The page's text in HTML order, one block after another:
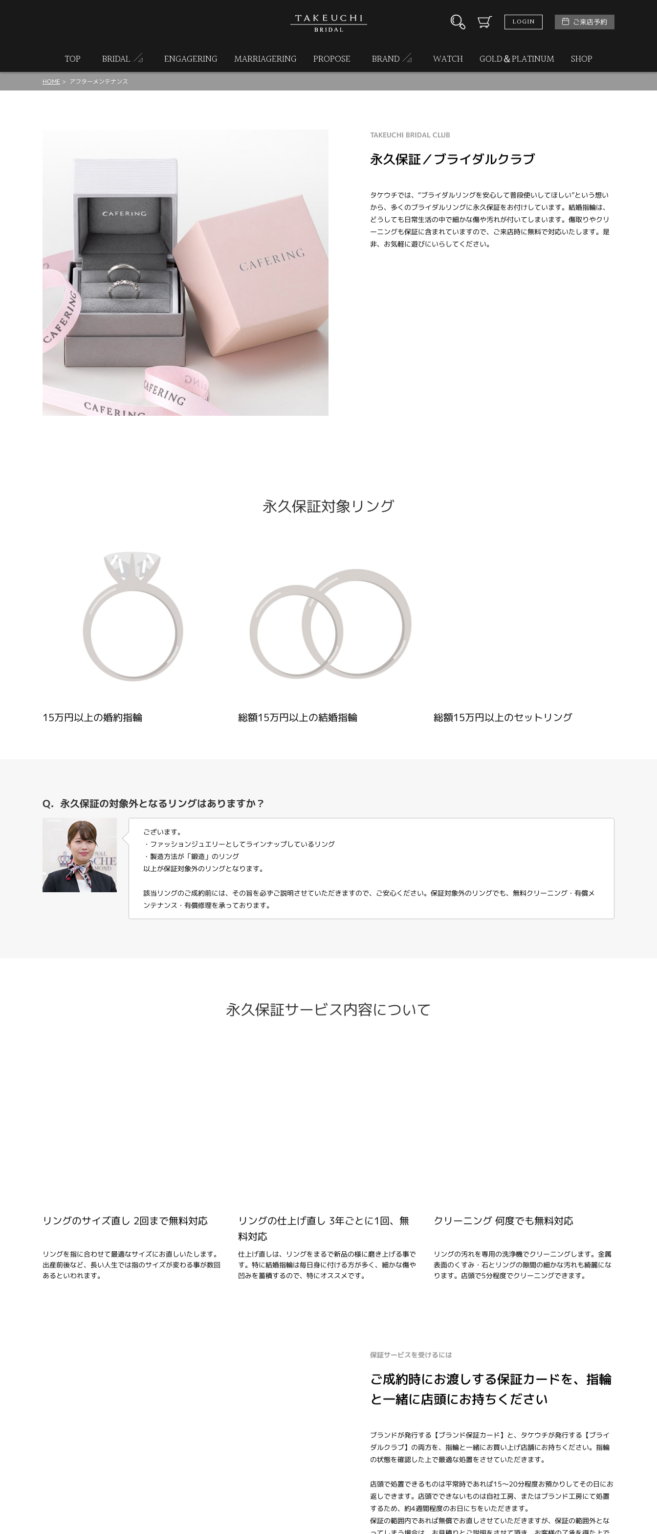
LOGIN ご来店予約
TOP BRIDAL ENGAGERING MARRIAGERING PROPOSE BRAND WATCH GOLD＆PLATINUM SHOP
HOME アフターメンテナンス
TAKEUCHI BRIDAL CLUB
永久保証／ブライダルクラブ
タケウチでは、“ブライダルリングを安心して普段使いしてほしい”という想い
から、多くのブライダルリングに永久保証をお付けしています。結婚指輪は、
どうしても日常生活の中で細かな傷や汚れが付いてしまいます。傷取りやクリ
ーニングも保証に含まれていますので、ご来店時に無料で対応いたします。是
非、お気軽に遊びにいらしてください。
永久保証対象リング
15万円以上の婚約指輪 総額15万円以上の結婚指輪 総額15万円以上のセットリング
Q．永久保証の対象外となるリングはありますか？
ございます。
・ファッションジュエリーとしてラインナップしているリング
・製造方法が「鍛造」のリング
以上が保証対象外のリングとなります。
該当リングのご成約前には、その旨を必ずご説明させていただきますので、ご安心ください。保証対象外のリングでも、無料クリーニング・有償メ
ンテナンス・有償修理を承っております。
永久保証サービス内容について
リングのサイズ直し 2回まで無料対応
リングを指に合わせて最適なサイズにお直しいたします。
出産前後など、長い人生では指のサイズが変わる事が数回
あるといわれます。
リングの仕上げ直し 3年ごとに1回、無
料対応
仕上げ直しは、リングをまるで新品の様に磨き上げる事で
す。特に結婚指輪は毎日身に付ける方が多く、細かな傷や
凹みを蓄積するので、特にオススメです。
クリーニング 何度でも無料対応
リングの汚れを専用の洗浄機でクリーニングします。金属
表面のくすみ・石とリングの隙間の細かな汚れも綺麗にな
ります。店頭で5分程度でクリーニングできます。
保証サービスを受けるには
ご成約時にお渡しする保証カードを、指輪
と一緒に店頭にお持ちください
ブランドが発行する【ブランド保証カード】と、タケウチが発行する【ブライ
ダルクラブ】の両方を、指輪と一緒にお買い上げ店舗にお持ちください。指輪
の状態を確認した上で最適な処置をさせていただきます。
店頭で処置できるものは平常時であれば15～20分程度お預かりしてその日にお
返しできます。店頭でできないものは自社工房、またはブランド工房にて処置
するため、約4週間程度のお日にちをいただきます。
保証の範囲内であれば無償でお直しさせていただきますが、保証の範囲外とな